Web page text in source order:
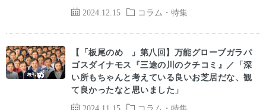
2024.12.15 コラム・特集
2024.11.15 コラム・特集
【「板尾のめ゙」第八回】万能グローブガラパ
ゴスダイナモス『三途の川のクチコミ』／「深
い所もちゃんと考えている良いお芝居だな、観
て良かったなと思いました」